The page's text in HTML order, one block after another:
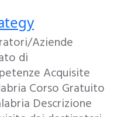
Aziende
di
Acquisite
Corso Gratuito
Descrizione